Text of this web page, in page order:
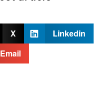
X
Linkedin
Email